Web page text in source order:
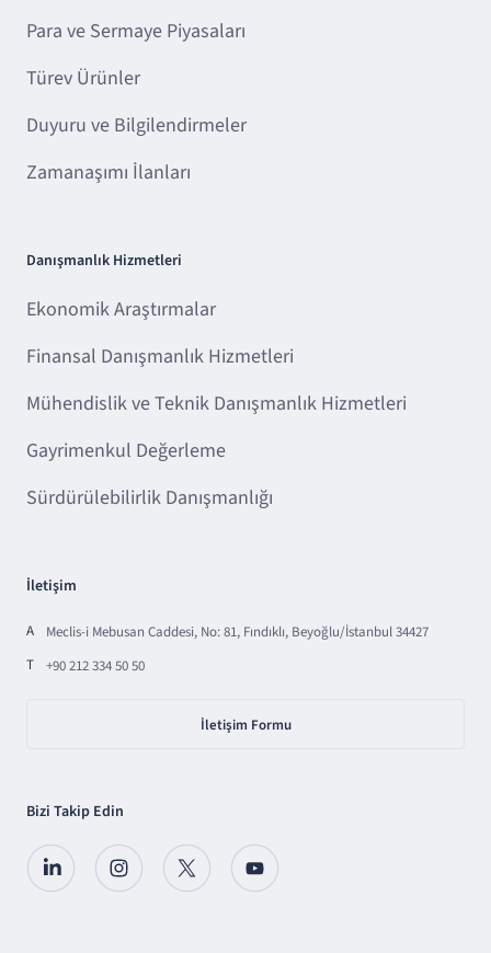
Para ve Sermaye Piyasaları
Türev Ürünler
Duyuru ve Bilgilendirmeler
Zamanaşımı İlanları
Danışmanlık Hizmetleri
Ekonomik Araştırmalar
Finansal Danışmanlık Hizmetleri
Mühendislik ve Teknik Danışmanlık Hizmetleri
Gayrimenkul Değerleme
Sürdürülebilirlik Danışmanlığı
İletişim
A
Meclis-i Mebusan Caddesi, No: 81, Fındıklı, Beyoğlu/İstanbul 34427
T
+90 212 334 50 50
İletişim Formu
Bizi Takip Edin